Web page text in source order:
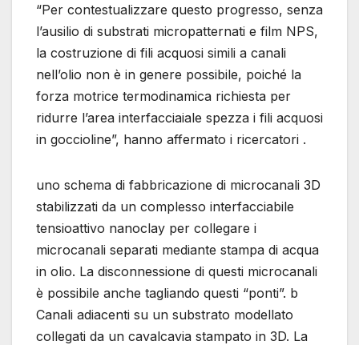
“Per contestualizzare questo progresso, senza
l’ausilio di substrati micropatternati e film NPS,
la costruzione di fili acquosi simili a canali
nell’olio non è in genere possibile, poiché la
forza motrice termodinamica richiesta per
ridurre l’area interfacciaiale spezza i fili acquosi
in goccioline”, hanno affermato i ricercatori .
uno schema di fabbricazione di microcanali 3D
stabilizzati da un complesso interfacciabile
tensioattivo nanoclay per collegare i
microcanali separati mediante stampa di acqua
in olio. La disconnessione di questi microcanali
è possibile anche tagliando questi “ponti”. b
Canali adiacenti su un substrato modellato
collegati da un cavalcavia stampato in 3D. La